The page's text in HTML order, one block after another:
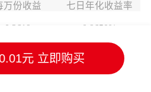
万份收益 七日年化收益率
0.2619 0.9650%
0.5246 1.0140%
元 立即购买